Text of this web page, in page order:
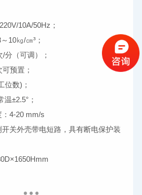
10A/50Hz；
10㎏/㎝³；
分（可调）；
预置；
位数)；
±2.5°；
4-20 mm/s
关外壳带电短路，具有断电保护装